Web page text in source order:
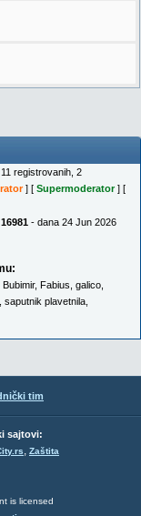
registrovanih, 2
] [ Supermoderator] [
16981 - dana 24 Jun 2026
Bubimir, Fabius galico
saputnik plavetnila
tim
sajtovi:
, Zaštita
is licensed